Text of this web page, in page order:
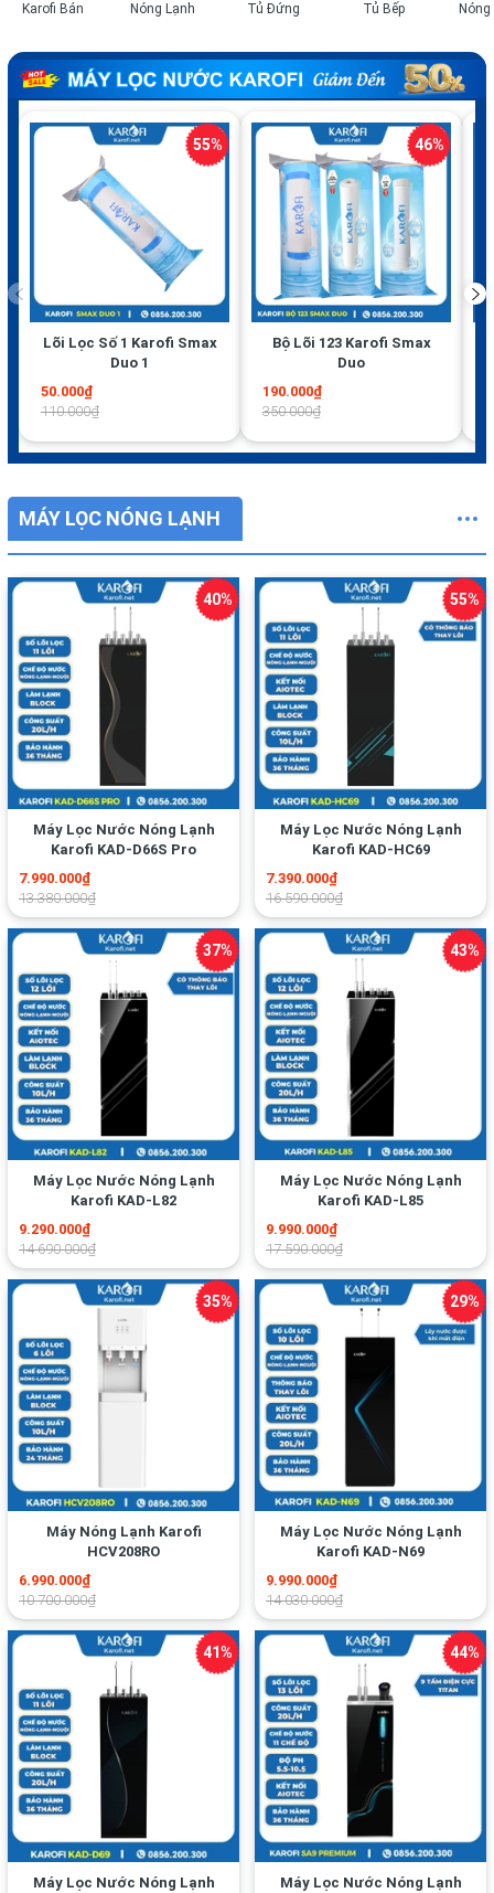
Karofi Bán
Nóng Lạnh
Tủ Đứng
Tủ Bếp
Lõi Lọc Số 1 Karofi Smax
Duo 1
50.000₫
110.000₫
Bộ Lõi 123 Karofi Smax
Duo
190.000₫
350.000₫
MÁY LỌC NÓNG LẠNH
Máy Lọc Nước Nóng Lạnh
Karofi KAD-D66S Pro
7.990.000₫
13.380.000₫
Máy Lọc Nước Nóng Lạnh
Karofi KAD-HC69
7.390.000₫
16.590.000₫
Máy Lọc Nước Nóng Lạnh
Karofi KAD-L82
9.290.000₫
14.690.000₫
Máy Lọc Nước Nóng Lạnh
Karofi KAD-L85
9.990.000₫
17.590.000₫
Máy Nóng Lạnh Karofi
HCV208RO
6.990.000₫
10.700.000₫
Máy Lọc Nước Nóng Lạnh
Karofi KAD-N69
9.990.000₫
14.030.000₫
Máy Lọc Nước Nóng Lạnh
Máy Lọc Nước Nóng Lạnh